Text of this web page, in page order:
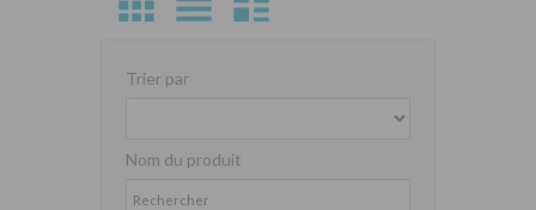
Trier par
Nom du produit